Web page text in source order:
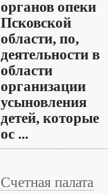
органов опеки
Псковской
области, по,
деятельности в
области
организации
усыновления
детей, которые
ос ...
Счетная палата